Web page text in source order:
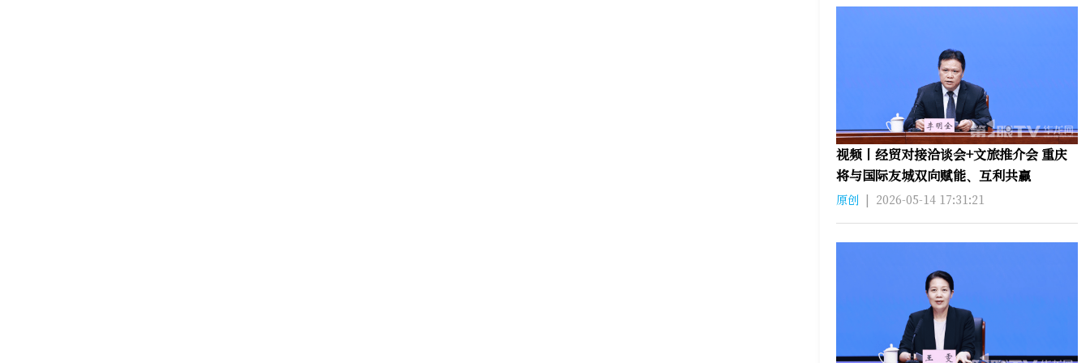
视频丨经贸对接洽谈会+文旅推介会 重庆
将与国际友城双向赋能、互利共赢
原创 | 2026-05-14 17:31:21